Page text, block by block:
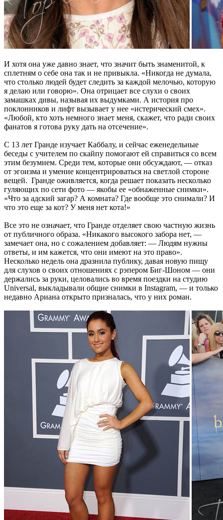
И хотя она уже давно знает, что значит быть знаменитой, к
сплетням о себе она так и не привыкла. «Никогда не думала,
что столько людей будет следить за каждой мелочью, которую
я делаю или говорю». Она отрицает все слухи о своих
замашках дивы, называя их выдумками. А история про
поклонников и лифт вызывает у нее «истерический смех».
«Любой, кто хоть немного знает меня, скажет, что ради своих
фанатов я готова руку дать на отсечение».
С 13 лет Гранде изучает Каббалу, и сейчас еженедельные
беседы с учителем по скайпу помогают ей справиться со всем
этим безумием. Среди тем, которые они обсуждают, — отказ
от эгоизма и умение концентрироваться на светлой стороне
вещей. Гранде оживляется, когда решает показать несколько
гуляющих по сети фото — якобы ее «обнаженные снимки».
«Что за адский загар? А комната? Где вообще это снимали? И
что это еще за кот? У меня нет кота!»
Все это не означает, что Гранде отделяет свою частную жизнь
от публичного образа. «Никакого высокого забора нет, —
замечает она, но с сожалением добавляет: — Людям нужны
ответы, и им кажется, что они имеют на это право».
Несколько недель она дразнила публику, давая новую пищу
для слухов о своих отношениях с рэпером Биг-Шоном — они
держались за руки, целовались во время поездки на студию
Universal, выкладывали общие снимки в Instagram, — и только
недавно Ариана открыто призналась, что у них роман.